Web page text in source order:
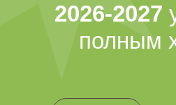
2026-2027
полным